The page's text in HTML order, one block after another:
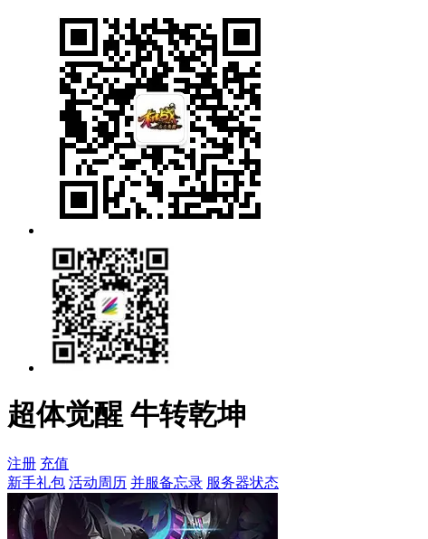
超体觉醒 牛转乾坤
注册 充值
新手礼包 活动周历 并服备忘录 服务器状态